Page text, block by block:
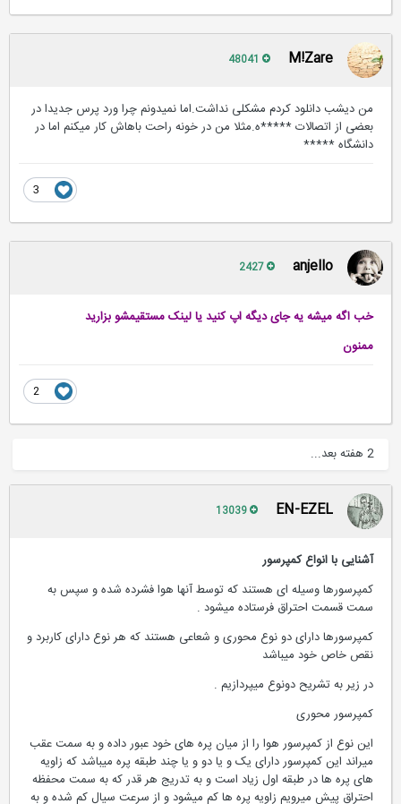
M!Zare
من دیشب دانلود کردم مشکلی نداشت.اما نمیدونم چرا ورد پرس جدیدا در
بعضی از اتصالات *****ه.مثلا من در خونه راحت باهاش کار میکنم اما در
دانشگاه *****
anjello
خب اگه میشه یه جای دیگه اپ کنید یا لینک مستقیمشو بزارید
ممنون
EN-EZEL
آشنایی با انواع کمپرسور
کمپرسورها وسیله ای هستند که توسط آنها هوا فشرده شده و سپس به
سمت قسمت احتراق فرستاده میشود .
کمپرسورها دارای دو نوع محوری و شعاعی هستند که هر نوع دارای کاربرد و
نقص خاص خود میباشد
در زیر به تشریح دونوع میپردازیم .
کمپرسور محوری
این نوع از کمپرسور هوا را از میان پره های خود عبور داده و به سمت عقب
میراند این کمپرسور دارای یک و یا دو و یا چند طبقه پره میباشد که زاویه
های پره ها در طبقه اول زیاد است و به تدریج هر قدر که به سمت محفظه
احتراق پیش میرویم زاویه پره ها کم میشود و از سرعت سیال کم شده و به